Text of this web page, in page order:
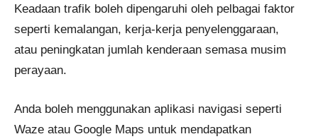
Keadaan trafik boleh dipengaruhi oleh pelbagai faktor
seperti kemalangan, kerja-kerja penyelenggaraan,
atau peningkatan jumlah kenderaan semasa musim
perayaan.
Anda boleh menggunakan aplikasi navigasi seperti
Waze atau Google Maps untuk mendapatkan